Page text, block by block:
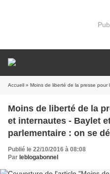
Accueil » Moins de liberté de la presse pour les blogueurs et
Moins de liberté de la
et internautes - Baylet
parlementaire : on se
Publié le 22/10/2016 à 08:08
Par leblogabonnel